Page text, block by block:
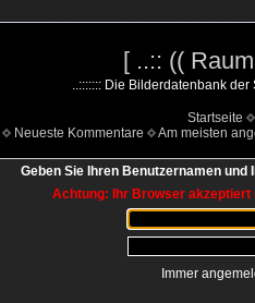
[ ..:: ((
..::::::: Die Bilderdatenbank
Startseite
Neueste Kommentare Am meisten
Geben Sie Ihren Benutzernamen
Achtung: Ihr Browser
Immer